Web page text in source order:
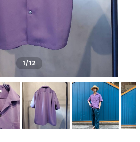
1/12